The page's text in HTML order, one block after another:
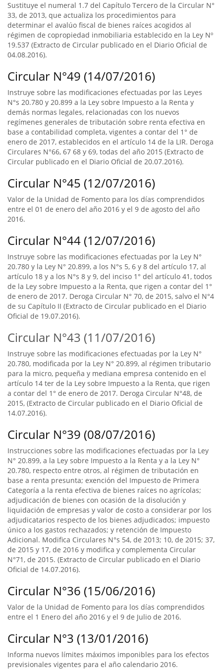
Sustituye el numeral 1.7 del Capítulo Tercero de la Circular N°
33, de 2013, que actualiza los procedimientos para
determinar el avalúo fiscal de bienes raíces acogidos al
régimen de copropiedad inmobiliaria establecido en la Ley Nº
19.537 (Extracto de Circular publicado en el Diario Oficial de
04.08.2016).
Circular N°49 (14/07/2016)
Instruye sobre las modificaciones efectuadas por las Leyes
N°s 20.780 y 20.899 a la Ley sobre Impuesto a la Renta y
demás normas legales, relacionadas con los nuevos
regímenes generales de tributación sobre renta efectiva en
base a contabilidad completa, vigentes a contar del 1° de
enero de 2017, establecidos en el artículo 14 de la LIR. Deroga
Circulares N°66, 67 68 y 69, todas del año 2015 (Extracto de
Circular publicado en el Diario Oficial de 20.07.2016).
Circular N°45 (12/07/2016)
Valor de la Unidad de Fomento para los días comprendidos
entre el 01 de enero del año 2016 y el 9 de agosto del año
2016.
Circular N°44 (12/07/2016)
Instruye sobre las modificaciones efectuadas por la Ley N°
20.780 y la Ley N° 20.899, a los N°s 5, 6 y 8 del artículo 17, al
artículo 18 y a los N°s 8 y 9, del inciso 1° del artículo 41, todos
de la Ley sobre Impuesto a la Renta, que rigen a contar del 1°
de enero de 2017. Deroga Circular N° 70, de 2015, salvo el N°4
de su Capítulo II (Extracto de Circular publicado en el Diario
Oficial de 19.07.2016).
Circular N°43 (11/07/2016)
Instruye sobre las modificaciones efectuadas por la Ley N°
20.780, modificada por la Ley N° 20.899, al régimen tributario
para la micro, pequeña y mediana empresa contenido en el
artículo 14 ter de la Ley sobre Impuesto a la Renta, que rigen
a contar del 1° de enero de 2017. Deroga Circular N°48, de
2015, (Extracto de Circular publicado en el Diario Oficial de
14.07.2016).
Circular N°39 (08/07/2016)
Instrucciones sobre las modificaciones efectuadas por la Ley
N° 20.899, a la Ley sobre Impuesto a la Renta y a la Ley N°
20.780, respecto entre otros, al régimen de tributación en
base a renta presunta; exención del Impuesto de Primera
Categoría a la renta efectiva de bienes raíces no agrícolas;
adjudicación de bienes con ocasión de la disolución y
liquidación de empresas y valor de costo a considerar por los
adjudicatarios respecto de los bienes adjudicados; impuesto
único a los gastos rechazados; y retención de Impuesto
Adicional. Modifica Circulares N°s 54, de 2013; 10, de 2015; 37,
de 2015 y 17, de 2016 y modifica y complementa Circular
N°71, de 2015. (Extracto de Circular publicado en el Diario
Oficial de 14.07.2016).
Circular N°36 (15/06/2016)
Valor de la Unidad de Fomento para los días comprendidos
entre el 1 Enero del año 2016 y el 9 de Julio de 2016.
Circular N°3 (13/01/2016)
Informa nuevos límites máximos imponibles para los efectos
previsionales vigentes para el año calendario 2016.